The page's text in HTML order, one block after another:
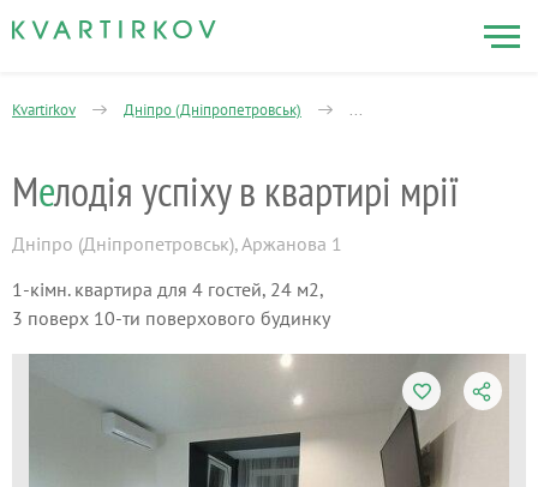
Kvartirkov Дніпро (Дніпропетровськ) Амур-Нижньодніпровський
Мелодія успіху в квартирі мрії
Дніпро (Дніпропетровськ),Аржанова 1
1-кімн. квартира для 4 гостей, 24 м2,
3 поверх 10-ти поверхового будинку